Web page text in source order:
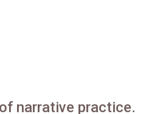
narrative practice.